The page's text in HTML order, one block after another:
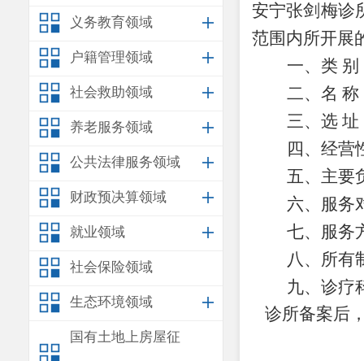
义务教育领域
户籍管理领域
社会救助领域
养老服务领域
公共法律服务领域
财政预决算领域
就业领域
社会保险领域
生态环境领域
国有土地上房屋征
安宁张剑梅诊
范围内所开展
一、类 别
二、名 称
三、选 址
四、经营
五、主要
六、服务
七、服务
八、所有
九、诊疗
诊所备案后